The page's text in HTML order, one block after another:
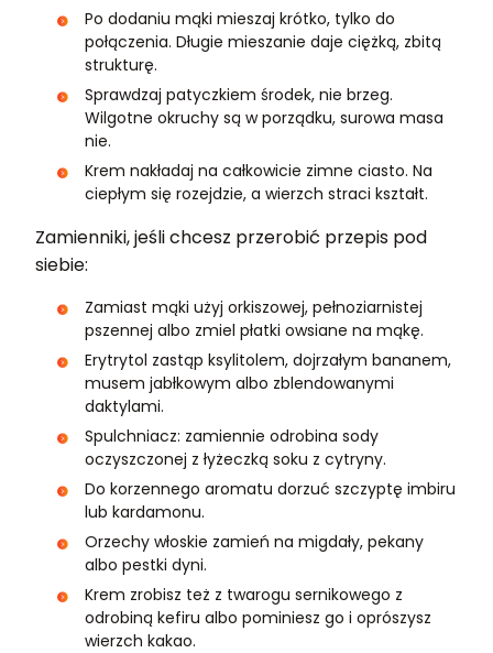
Po dodaniu mąki mieszaj krótko, tylko do
połączenia. Długie mieszanie daje ciężką, zbitą
strukturę.
Sprawdzaj patyczkiem środek, nie brzeg.
Wilgotne okruchy są w porządku, surowa masa
nie.
Krem nakładaj na całkowicie zimne ciasto. Na
ciepłym się rozejdzie, a wierzch straci kształt.
Zamienniki, jeśli chcesz przerobić przepis pod
siebie:
Zamiast mąki użyj orkiszowej, pełnoziarnistej
pszennej albo zmiel płatki owsiane na mąkę.
Erytrytol zastąp ksylitolem, dojrzałym bananem,
musem jabłkowym albo zblendowanymi
daktylami.
Spulchniacz: zamiennie odrobina sody
oczyszczonej z łyżeczką soku z cytryny.
Do korzennego aromatu dorzuć szczyptę imbiru
lub kardamonu.
Orzechy włoskie zamień na migdały, pekany
albo pestki dyni.
Krem zrobisz też z twarogu sernikowego z
odrobiną kefiru albo pominiesz go i oprószysz
wierzch kakao.